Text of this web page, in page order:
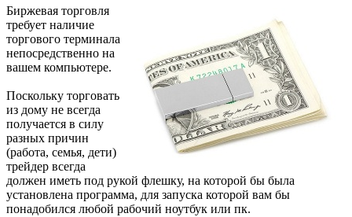
Биржевая торговля
требует наличие
торгового терминала
непосредственно на
вашем компьютере.
Поскольку торговать
из дому не всегда
получается в силу
разных причин
(работа, семья, дети)
трейдер всегда
должен иметь под рукой флешку, на которой бы была
установлена программа, для запуска которой вам бы
понадобился любой рабочий ноутбук или пк.